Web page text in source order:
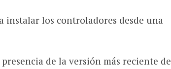
instalar los controladores desde una
de la versión más reciente de